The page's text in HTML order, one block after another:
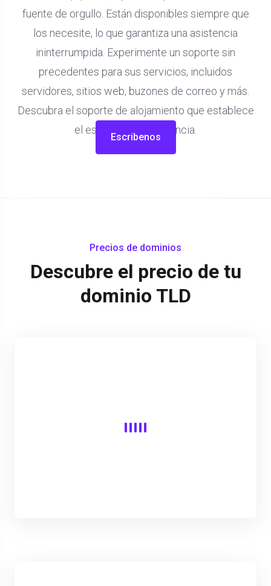
fuente de orgullo. Están disponibles siempre que
los necesite, lo que garantiza una asistencia
ininterrumpida. Experimente un soporte sin
precedentes para sus servicios, incluidos
servidores, sitios web, buzones de correo y más.
Descubra el soporte de alojamiento que establece
el estándar de excelencia.
Escribenos
Precios de dominios
Descubre el precio de tu
dominio TLD